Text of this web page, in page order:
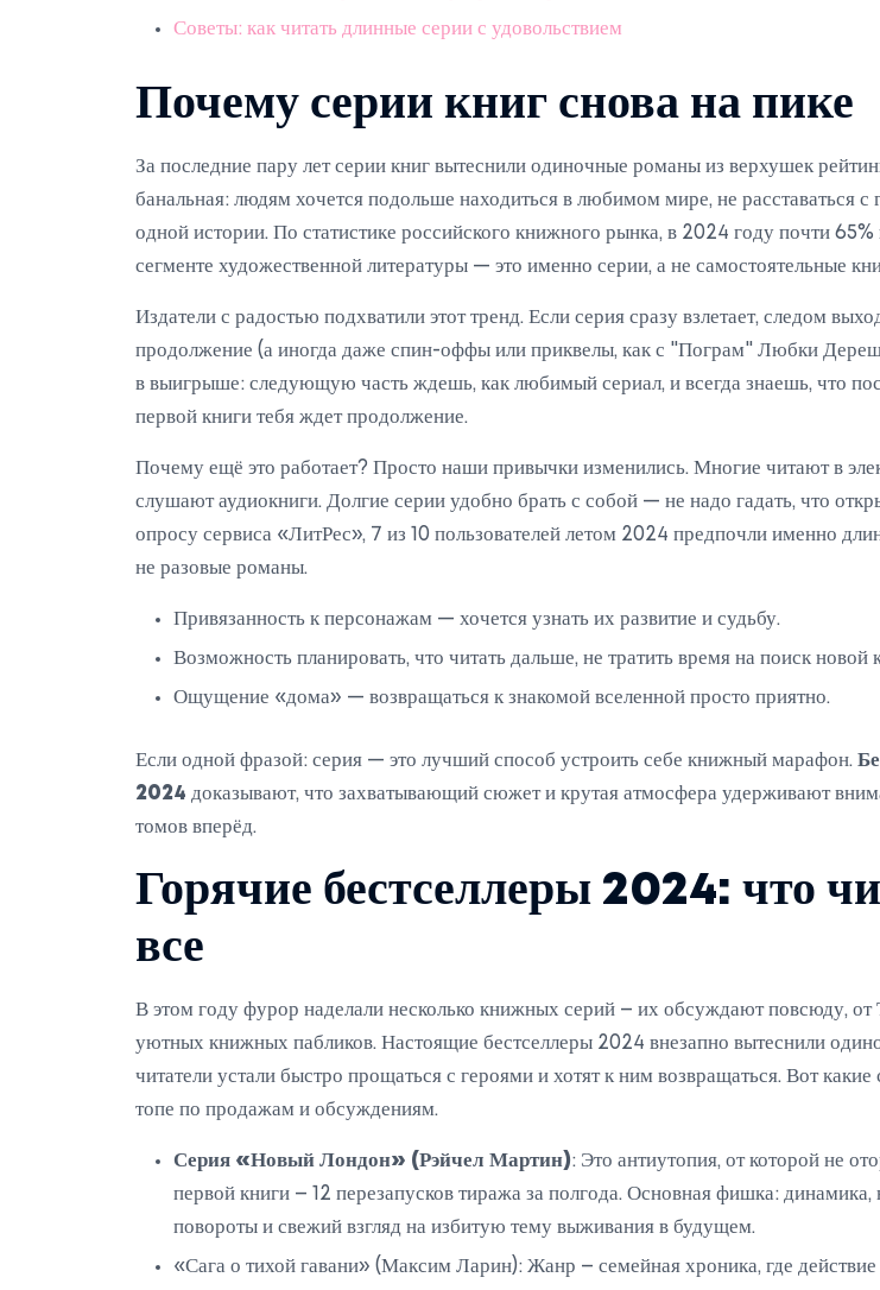
Советы: как читать длинные серии с удовольствием
Почему серии книг снова на пике
За последние пару лет серии книг вытеснили одиночные романы из верхушек
банальная: людям хочется подольше находиться в любимом мире, не расставаться с
одной истории. По статистике российского книжного рынка, в 2024 году почти
сегменте художественной литературы — это именно серии, а не самостоятельные
Издатели с радостью подхватили этот тренд. Если серия сразу взлетает, следом
продолжение (а иногда даже спин-оффы или приквелы, как с "Пограм" Любки
в выигрыше: следующую часть ждешь, как любимый сериал, и всегда знаешь, что
первой книги тебя ждет продолжение.
Почему ещё это работает? Просто наши привычки изменились. Многие читают в
слушают аудиокниги. Долгие серии удобно брать с собой — не надо гадать, что
опросу сервиса «ЛитРес», 7 из 10 пользователей летом 2024 предпочли именно
не разовые романы.
Привязанность к персонажам — хочется узнать их развитие и судьбу.
Возможность планировать, что читать дальше, не тратить время на поиск новой
Ощущение «дома» — возвращаться к знакомой вселенной просто приятно.
Если одной фразой: серия — это лучший способ устроить себе книжный марафон.
2024 доказывают, что захватывающий сюжет и крутая атмосфера удерживают
томов вперёд.
Горячие бестселлеры 2024: что
все
В этом году фурор наделали несколько книжных серий – их обсуждают повсюду, от
уютных книжных пабликов. Настоящие бестселлеры 2024 внезапно вытеснили
читатели устали быстро прощаться с героями и хотят к ним возвращаться. Вот какие
топе по продажам и обсуждениям.
Серия «Новый Лондон» (Рэйчел Мартин): Это антиутопия, от которой не
первой книги – 12 перезапусков тиража за полгода. Основная фишка:
повороты и свежий взгляд на избитую тему выживания в будущем.
«Сага о тихой гавани» (Максим Ларин): Жанр – семейная хроника, где действие